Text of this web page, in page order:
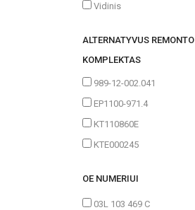
Vidinis
ALTERNATYVUS REMONTO
KOMPLEKTAS
989-12-002.041
EP1100-971.4
KT110860E
KTE000245
OE NUMERIUI
03L 103 469 C